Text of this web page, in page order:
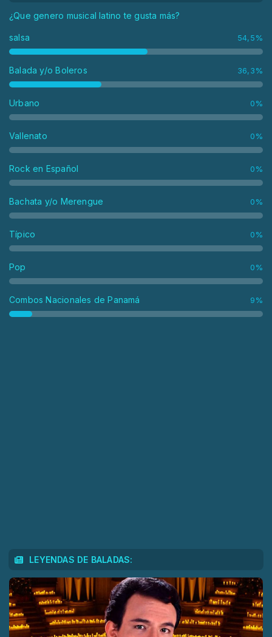
¿Que genero musical latino te gusta más?
salsa 54,5%
Balada y/o Boleros 36,3%
Urbano 0%
Vallenato 0%
Rock en Español 0%
Bachata y/o Merengue 0%
Típico 0%
Pop 0%
Combos Nacionales de Panamá 9%
LEYENDAS DE BALADAS: